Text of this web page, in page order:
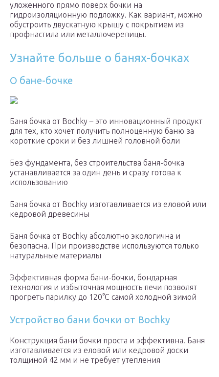
уложенного прямо поверх бочки на
гидроизоляционную подложку. Как вариант, можно
обустроить двускатную крышу с покрытием из
профнастила или металлочерепицы.
Узнайте больше о банях-бочках
О бане-бочке
Баня бочка от Bochky – это инновационный продукт
для тех, кто хочет получить полноценную баню за
короткие сроки и без лишней головной боли
Без фундамента, без строительства баня-бочка
устанавливается за один день и сразу готова к
использованию
Баня бочка от Bochky изготавливается из еловой или
кедровой древесины
Баня бочка от Bochky абсолютно экологична и
безопасна. При производстве используются только
натуральные материалы
Эффективная форма бани-бочки, бондарная
технология и избыточная мощность печи позволят
прогреть парилку до 120°С самой холодной зимой
Устройство бани бочки от Bochky
Конструкция бани бочки проста и эффективна. Баня
изготавливается из еловой или кедровой доски
толщиной 42 мм и не требует утепления